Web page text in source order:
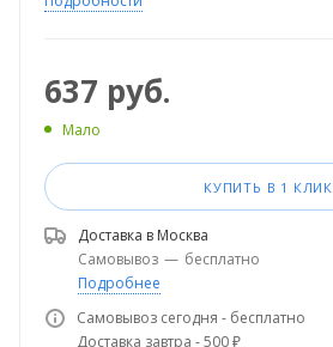
637 руб.
Мало
КУПИТЬ В 1 КЛИК
Доставка в Москва
Самовывоз — бесплатно
Подробнее
Самовывоз сегодня - бесплатно
Доставка завтра - 500 ₽